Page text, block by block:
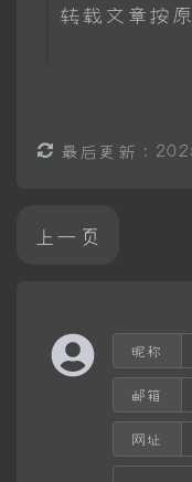
转载文章按
最后更新：
上一页
昵称
邮箱
网址